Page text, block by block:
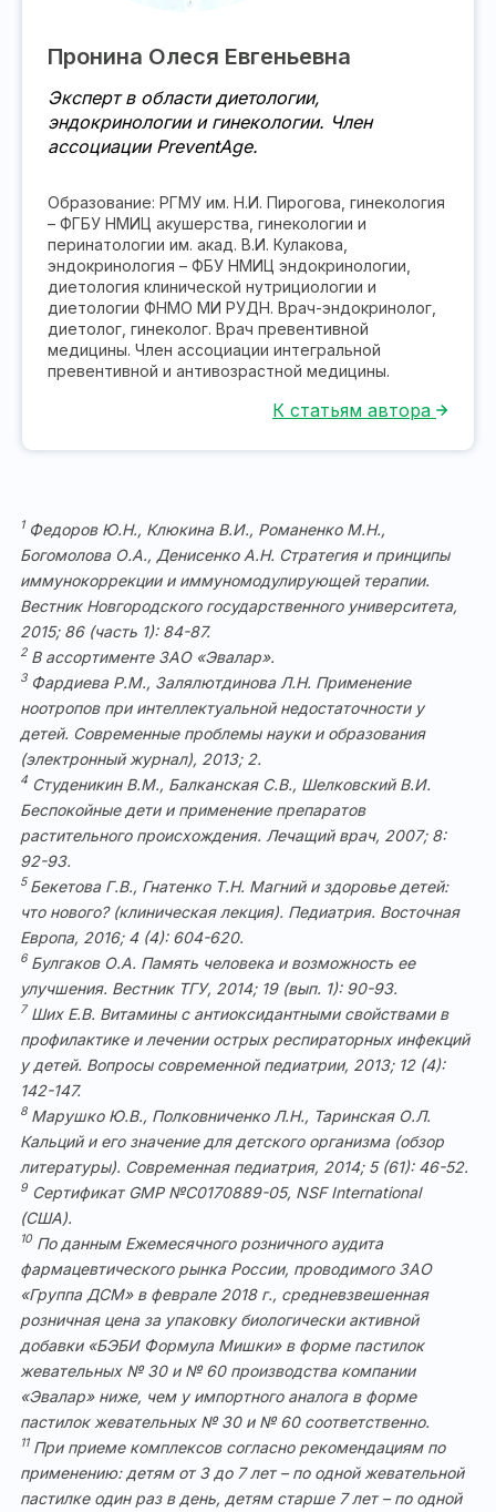
Пронина Олеся Евгеньевна
Эксперт в области диетологии,
эндокринологии и гинекологии. Член
ассоциации PreventAge.
Образование: РГМУ им. Н.И. Пирогова, гинекология
– ФГБУ НМИЦ акушерства, гинекологии и
перинатологии им. акад. В.И. Кулакова,
эндокринология – ФБУ НМИЦ эндокринологии,
диетология клинической нутрициологии и
диетологии ФНМО МИ РУДН. Врач-эндокринолог,
диетолог, гинеколог. Врач превентивной
медицины. Член ассоциации интегральной
превентивной и антивозрастной медицины.
К статьям автора
1Федоров Ю.Н., Клюкина В.И., Романенко М.Н.,
Богомолова О.А., Денисенко А.Н. Стратегия и принципы
иммунокоррекции и иммуномодулирующей терапии.
Вестник Новгородского государственного университета,
2015; 86 (часть 1): 84-87.
2В ассортименте ЗАО «Эвалар».
3Фардиева Р.М., Залялютдинова Л.Н. Применение
ноотропов при интеллектуальной недостаточности у
детей. Современные проблемы науки и образования
(электронный журнал), 2013; 2.
4 Студеникин В.М., Балканская С.В., Шелковский В.И.
Беспокойные дети и применение препаратов
растительного происхождения. Лечащий врач, 2007; 8:
92-93.
5 Бекетова Г.В., Гнатенко Т.Н. Магний и здоровье детей:
что нового? (клиническая лекция). Педиатрия. Восточная
Европа, 2016; 4 (4): 604-620.
6 Булгаков О.А. Память человека и возможность ее
улучшения. Вестник ТГУ, 2014; 19 (вып. 1): 90-93.
7Ших Е.В. Витамины с антиоксидантными свойствами в
профилактике и лечении острых респираторных инфекций
у детей. Вопросы современной педиатрии, 2013; 12 (4):
142-147.
8Марушко Ю.В., Полковниченко Л.Н., Таринская О.Л.
Кальций и его значение для детского организма (обзор
литературы). Современная педиатрия, 2014; 5 (61): 46-52.
9 Сертификат GMP №С0170889-05, NSF International
(США).
10По данным Ежемесячного розничного аудита
фармацевтического рынка России, проводимого ЗАО
«Группа ДСМ» в феврале 2018 г., средневзвешенная
розничная цена за упаковку биологически активной
добавки «БЭБИ Формула Мишки» в форме пастилок
жевательных № 30 и № 60 производства компании
«Эвалар» ниже, чем у импортного аналога в форме
пастилок жевательных № 30 и № 60 соответственно.
11При приеме комплексов согласно рекомендациям по
применению: детям от 3 до 7 лет – по одной жевательной
пастилке один раз в день, детям старше 7 лет – по одной